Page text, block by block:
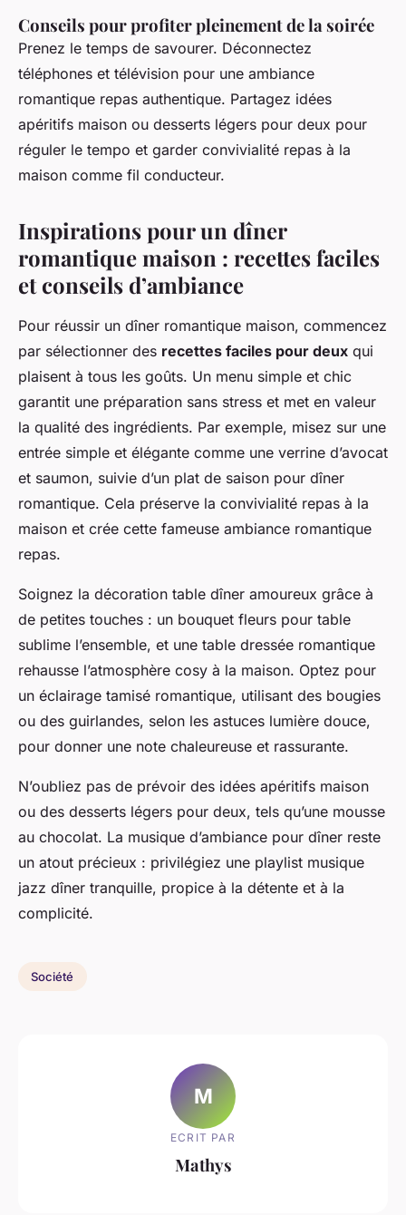
Conseils pour profiter pleinement de la soirée
Prenez le temps de savourer. Déconnectez
téléphones et télévision pour une ambiance
romantique repas authentique. Partagez idées
apéritifs maison ou desserts légers pour deux pour
réguler le tempo et garder convivialité repas à la
maison comme fil conducteur.
Inspirations pour un dîner
romantique maison : recettes faciles
et conseils d’ambiance
Pour réussir un dîner romantique maison, commencez
par sélectionner des recettes faciles pour deux qui
plaisent à tous les goûts. Un menu simple et chic
garantit une préparation sans stress et met en valeur
la qualité des ingrédients. Par exemple, misez sur une
entrée simple et élégante comme une verrine d’avocat
et saumon, suivie d’un plat de saison pour dîner
romantique. Cela préserve la convivialité repas à la
maison et crée cette fameuse ambiance romantique
repas.
Soignez la décoration table dîner amoureux grâce à
de petites touches : un bouquet fleurs pour table
sublime l’ensemble, et une table dressée romantique
rehausse l’atmosphère cosy à la maison. Optez pour
un éclairage tamisé romantique, utilisant des bougies
ou des guirlandes, selon les astuces lumière douce,
pour donner une note chaleureuse et rassurante.
N’oubliez pas de prévoir des idées apéritifs maison
ou des desserts légers pour deux, tels qu’une mousse
au chocolat. La musique d’ambiance pour dîner reste
un atout précieux : privilégiez une playlist musique
jazz dîner tranquille, propice à la détente et à la
complicité.
Société
M
ECRIT PAR
Mathys